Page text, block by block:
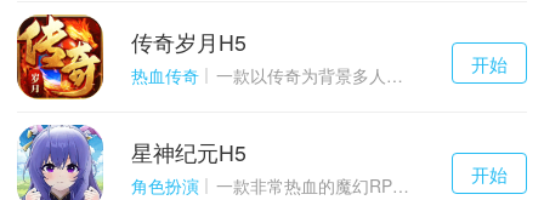
千百度h5
游戏
开始
传奇岁月H5
热血传奇 一款以传奇为背景多人在线的ARPG大作
千百度h5
游戏
开始
星神纪元H5
角色扮演 一款非常热血的魔幻RPG游戏